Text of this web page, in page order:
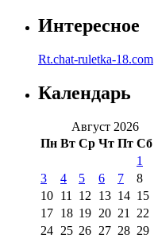
Интересное
Rt.chat-ruletka-18.com
Календарь
Август 2026
Пн Вт Ср Чт Пт Сб
1
3
4 5 6 7 8
10 11 12 13 14 15
17 18 19 20 21 22
24 25 26 27 28 29